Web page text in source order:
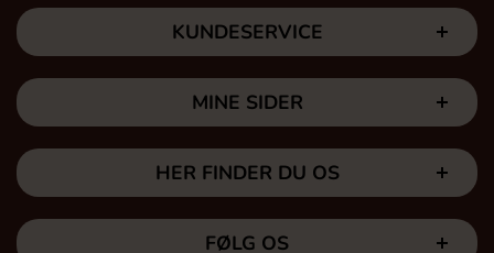
KUNDESERVICE
MINE SIDER
HER FINDER DU OS
FØLG OS